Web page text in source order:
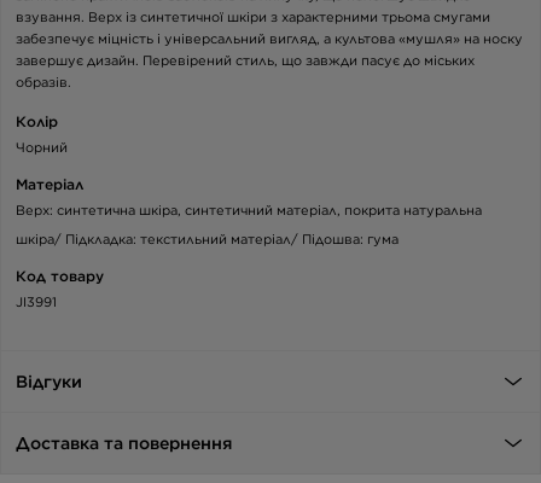
взування. Верх із синтетичної шкіри з характерними трьома смугами
забезпечує міцність і універсальний вигляд, а культова «мушля» на носку
завершує дизайн. Перевірений стиль, що завжди пасує до міських
образів.
Колір
Чорний
Матеріал
Верх: синтетична шкіра, синтетичний матеріал, покрита натуральна
шкіра/ Підкладка: текстильний матеріал/ Підошва: гума
Код товару
JI3991
Відгуки
Доставка та повернення